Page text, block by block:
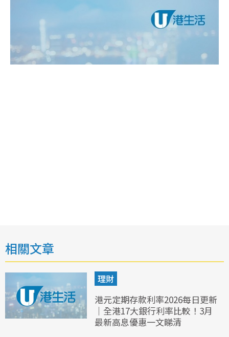
相關文章
理財
港元定期存款利率2026每日更新
｜全港17大銀行利率比較！3月
最新高息優惠一文睇清